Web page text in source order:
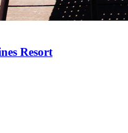
Resort